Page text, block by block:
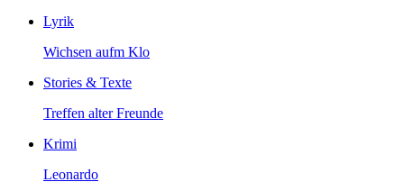
Lyrik
Wichsen aufm Klo
Stories & Texte
Treffen alter Freunde
Krimi
Leonardo